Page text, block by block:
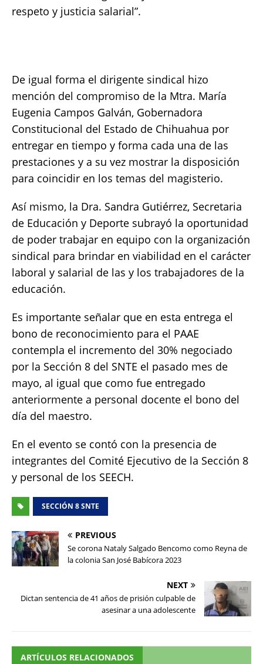
respeto y justicia salarial”.
De igual forma el dirigente sindical hizo
mención del compromiso de la Mtra. María
Eugenia Campos Galván, Gobernadora
Constitucional del Estado de Chihuahua por
entregar en tiempo y forma cada una de las
prestaciones y a su vez mostrar la disposición
para coincidir en los temas del magisterio.
Así mismo, la Dra. Sandra Gutiérrez, Secretaria
de Educación y Deporte subrayó la oportunidad
de poder trabajar en equipo con la organización
sindical para brindar en viabilidad en el carácter
laboral y salarial de las y los trabajadores de la
educación.
Es importante señalar que en esta entrega el
bono de reconocimiento para el PAAE
contempla el incremento del 30% negociado
por la Sección 8 del SNTE el pasado mes de
mayo, al igual que como fue entregado
anteriormente a personal docente el bono del
día del maestro.
En el evento se contó con la presencia de
integrantes del Comité Ejecutivo de la Sección 8
y personal de los SEECH.
SECCIÓN 8 SNTE
PREVIOUS
Se corona Nataly Salgado Bencomo como Reyna de
la colonia San José Babícora 2023
NEXT
Dictan sentencia de 41 años de prisión culpable de
asesinar a una adolescente
ARTÍCULOS RELACIONADOS